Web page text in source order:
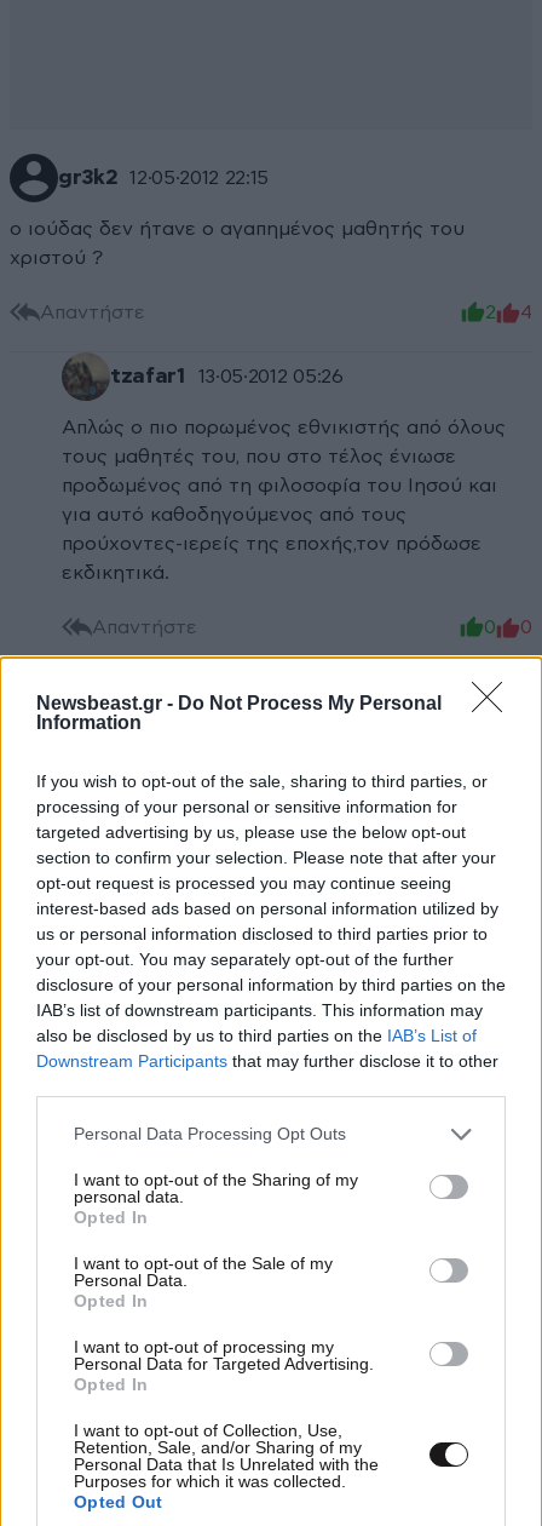
Newsbeast.gr - Do Not Process My Personal
Information
If you wish to opt-out of the sale, sharing to third parties, or
processing of your personal or sensitive information for
targeted advertising by us, please use the below opt-out
section to confirm your selection. Please note that after your
opt-out request is processed you may continue seeing
interest-based ads based on personal information utilized by
us or personal information disclosed to third parties prior to
your opt-out. You may separately opt-out of the further
disclosure of your personal information by third parties on the
IAB’s list of downstream participants. This information may
also be disclosed by us to third parties on the IAB’s List of
Downstream Participants that may further disclose it to other
Please note that this website/app uses one or more Google
not limited to your visit or usage behaviour. You may click to
grant or deny consent to Google and its third-party tags to
use your data for below specified purposes in below Google
consent section.
Personal Data Processing Opt Outs
I want to opt-out of the Sharing of my
personal data.
Opted In
I want to opt-out of the Sale of my
Personal Data.
Opted In
I want to opt-out of processing my
Personal Data for Targeted Advertising.
Opted In
I want to opt-out of Collection, Use,
Retention, Sale, and/or Sharing of my
Personal Data that Is Unrelated with the
Purposes for which it was collected.
Opted Out
gr3k2 12·05·2012 22:15
ο ιούδας δεν ήτανε ο αγαπημένος μαθητής του
χριστού ?
Απαντήστε 2 4
tzafar1 13·05·2012 05:26
Απλώς ο πιο πορωμένος εθνικιστής από όλους
τους μαθητές του, που στο τέλος ένιωσε
προδωμένος από τη φιλοσοφία του Ιησού και
για αυτό καθοδηγούμενος από τους
προύχοντες-ιερείς της εποχής,τον πρόδωσε
εκδικητικά.
Απαντήστε 0 0
και οι δυο προφανως ηταν φανταστικα
προσωπα... τεσπα...
Απαντήστε
nikst 13·05·2012 01:01
Το σχολιο σου ειναι ασορτι με της
μανταμιτσας απο την αμερικη.Η φαντασια
των γκει....μυαλων.
Απαντήστε 2
TRENDING